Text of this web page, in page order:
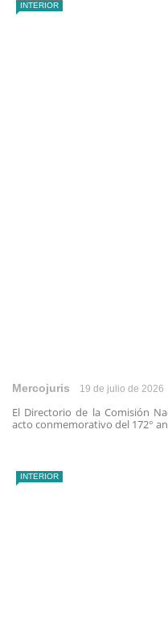
INTERIOR
Mercojuris 19 de julio de 2026
El Directorio de la Comisión
acto conmemorativo del 172°
INTERIOR